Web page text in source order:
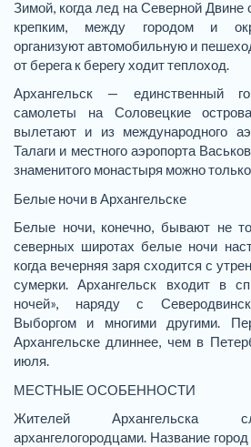
Зимой, когда лед на Северной Двине
крепким, между городом и
организуют автомобильную и
от берега к берегу ходит теплоход.
Архангельск — единственный
самолеты на Соловецкие
вылетают и из международного
Талаги и местного аэропорта
знаменитого монастыря можно
Белые ночи в Архангельске
Белые ночи, конечно, бывают не
северных широтах белые ночи
когда вечерняя заря сходится с
сумерки. Архангельск входит в
ночей», наряду с
Выборгом и многими другими.
Архангельске длиннее, чем в
июля.
МЕСТНЫЕ ОСОБЕННОСТИ
Жителей Архангельска
архангелогородцами. Название